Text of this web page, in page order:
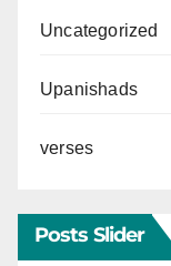
Uncategorized
Upanishads
verses
Posts Slider